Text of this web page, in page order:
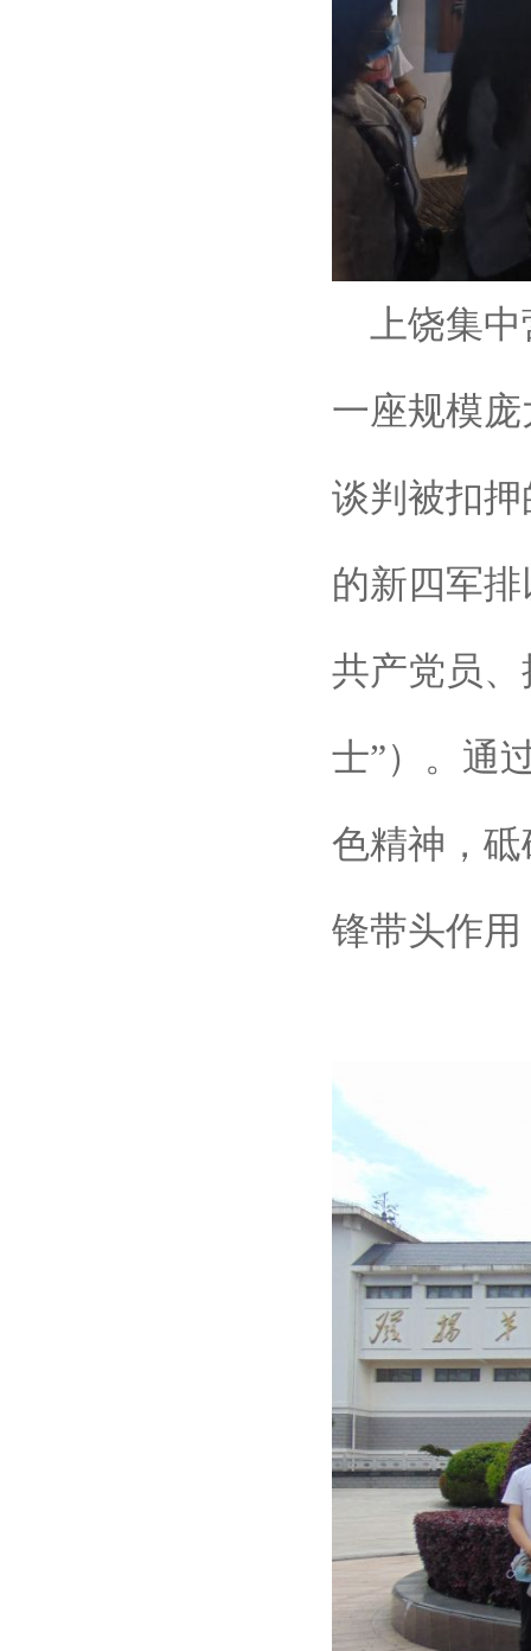
上饶集中
一座规模
谈判被扣
的新四军
共产党员
士”）。通
色精神，
锋带头作